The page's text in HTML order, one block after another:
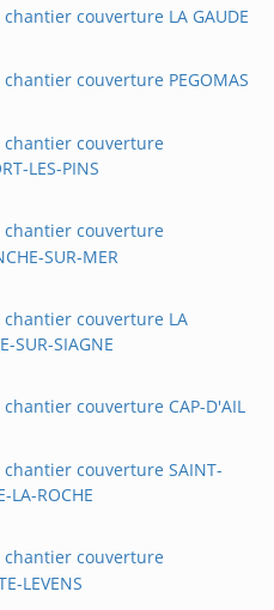
couverture LA GAUDE
couverture PEGOMAS
chantier couverture
LES-PINS
chantier couverture
SUR-MER
chantier couverture LA
SUR-SIAGNE
couverture CAP-D'AIL
couverture SAINT-
LA-ROCHE
chantier couverture
LEVENS